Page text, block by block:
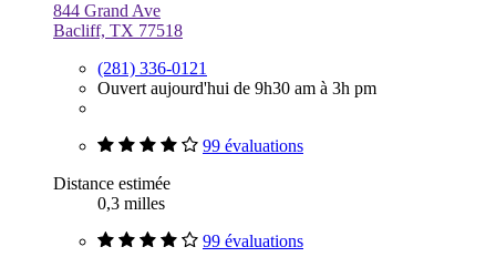
844 Grand Ave
Bacliff, TX 77518
(281) 336-0121
Ouvert aujourd'hui de 9h30 am à 3h pm
99 évaluations
Distance estimée
0,3 milles
99 évaluations